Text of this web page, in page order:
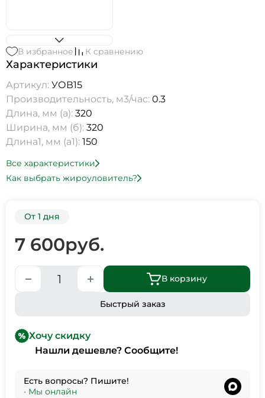
В избранное К сравнению
Характеристики
Артикул: УОВ15
Производительность, м3/час: 0.3
Длина, мм (а): 320
Ширина, мм (б): 320
Длина1, мм (а1): 150
Все характеристики
Как выбрать жироуловитель?
От 1 дня
7 600руб.
В корзину
Быстрый заказ
Хочу скидку
Нашли дешевле? Сообщите!
Есть вопросы? Пишите!
• Мы онлайн